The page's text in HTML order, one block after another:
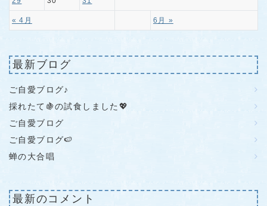
« 4月 6月 »
最新ブログ
ご自愛ブログ♪
採れたて🍇の試食しました💖
ご自愛ブログ
ご自愛ブログ🍉
蝉の大合唱
最新のコメント